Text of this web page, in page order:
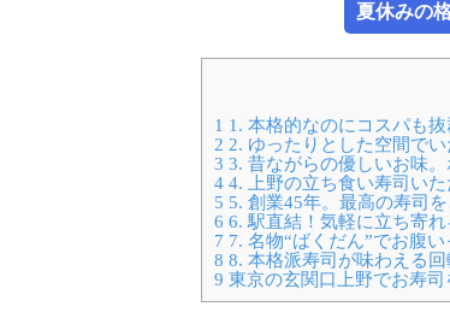
夏休みの
1 1. 本格的なのにコスパも
2 2. ゆったりとした空間で
3 3. 昔ながらの優しいお味
4 4. 上野の立ち食い寿司い
5 5. 創業45年。最高の寿司
6 6. 駅直結！気軽に立ち寄れ
7 7. 名物“ばくだん”でお腹
8 8. 本格派寿司が味わえる
9 東京の玄関口上野でお寿司